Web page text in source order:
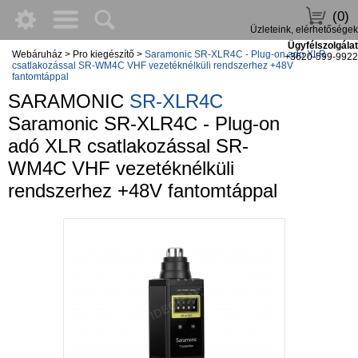
(0)
Üzleteink, elérhetőségek
Ügyfélszolgálat
+3620-599-9922
Webáruház > Pro kiegészítő > Saramonic SR-XLR4C - Plug-on adó XLR
csatlakozással SR-WM4C VHF vezetéknélküli rendszerhez +48V
fantomtáppal
SARAMONIC SR-XLR4C
Saramonic SR-XLR4C - Plug-on
adó XLR csatlakozással SR-
WM4C VHF vezetéknélküli
rendszerhez +48V fantomtáppal